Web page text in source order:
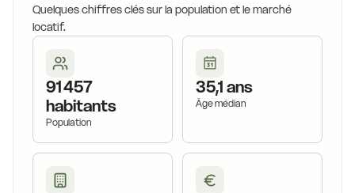
Quelques chiffres clés sur la population et le marché
locatif.
91 457
habitants
Population
35,1 ans
Âge médian